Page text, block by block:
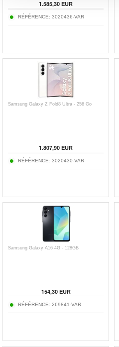
1.585,30 EUR
RÉFÉRENCE: 3020436-VAR
Samsung Galaxy Z Fold8 Ultra - 256 Go
1.807,90 EUR
RÉFÉRENCE: 3020430-VAR
Samsung Galaxy A16 4G - 128GB
154,30EUR
RÉFÉRENCE: 269841-VAR